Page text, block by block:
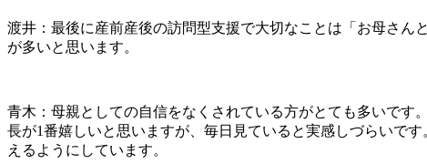
渡井：最後に産前産後の訪問型支援で大切なことは「お母さん
が多いと思います。
青木：母親としての自信をなくされている方がとても多いで
長が1番嬉しいと思いますが、毎日見ていると実感しづらいで
えるようにしています。